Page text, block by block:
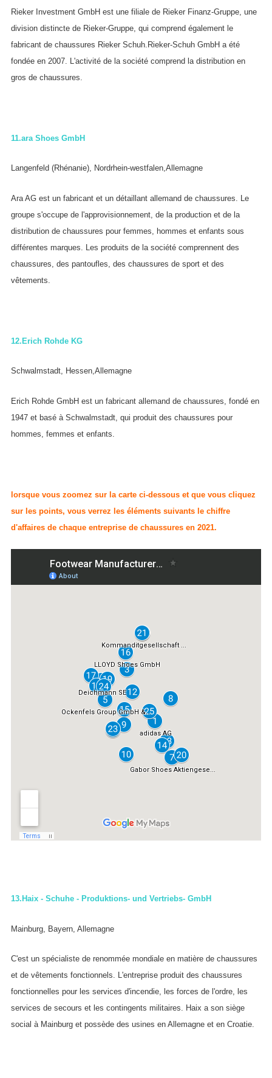
Rieker Investment GmbH est une filiale de Rieker Finanz-Gruppe, une
division distincte de Rieker-Gruppe, qui comprend également le
fabricant de chaussures Rieker Schuh.Rieker-Schuh GmbH a été
fondée en 2007. L'activité de la société comprend la distribution en
gros de chaussures.
11.ara Shoes GmbH
Langenfeld (Rhénanie), Nordrhein-westfalen,Allemagne
Ara AG est un fabricant et un détaillant allemand de chaussures. Le
groupe s'occupe de l'approvisionnement, de la production et de la
distribution de chaussures pour femmes, hommes et enfants sous
différentes marques. Les produits de la société comprennent des
chaussures, des pantoufles, des chaussures de sport et des
vêtements.
12.Erich Rohde KG
Schwalmstadt, Hessen,Allemagne
Erich Rohde GmbH est un fabricant allemand de chaussures, fondé en
1947 et basé à Schwalmstadt, qui produit des chaussures pour
hommes, femmes et enfants.
lorsque vous zoomez sur la carte ci-dessous et que vous cliquez
sur les points, vous verrez les éléments suivants le chiffre
d'affaires de chaque entreprise de chaussures en 2021.
13. Haix - Schuhe - Produktions- und Vertriebs- GmbH
Mainburg, Bayern, Allemagne
C'est un spécialiste de renommée mondiale en matière de chaussures
et de vêtements fonctionnels. L'entreprise produit des chaussures
fonctionnelles pour les services d'incendie, les forces de l'ordre, les
services de secours et les contingents militaires. Haix a son siège
social à Mainburg et possède des usines en Allemagne et en Croatie.